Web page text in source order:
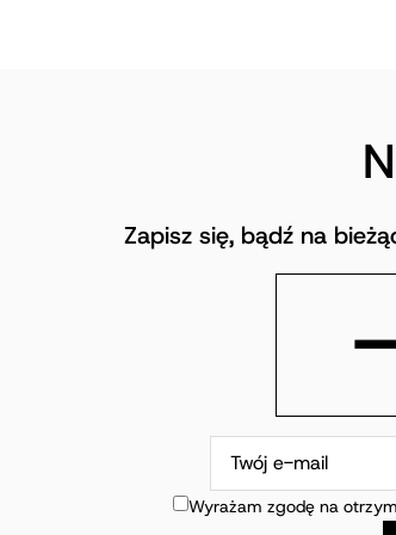
Zapisz się, bądź na
Wyrażam zgodę na